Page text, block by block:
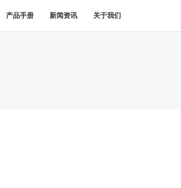
产品手册 新闻资讯 关于我们